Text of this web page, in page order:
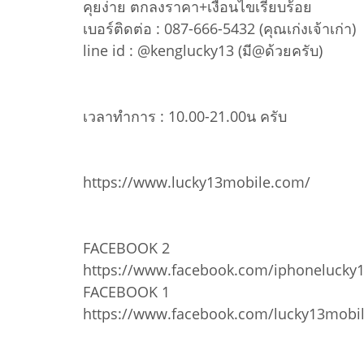
คุยง่าย ตกลงราคา+เงื่อนไขเรียบร้อย
เบอร์ติดต่อ : 087-666-5432 (คุณเก่งเจ้าเก่า)
line id : @kenglucky13 (มี@ด้วยครับ)
เวลาทำการ : 10.00-21.00น ครับ
https://www.lucky13mobile.com/
FACEBOOK 2
https://www.facebook.com/
FACEBOOK 1
https://www.facebook.com/